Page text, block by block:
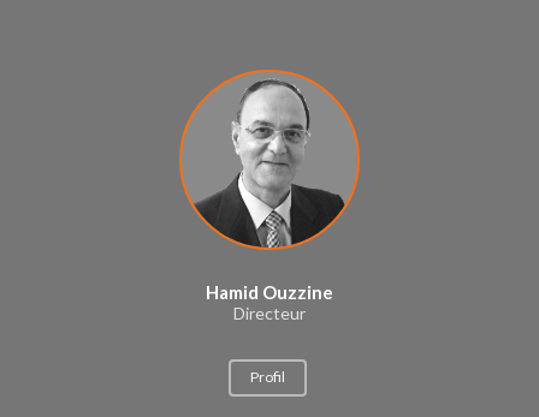
Hamid Ouzzine
Directeur
Profil